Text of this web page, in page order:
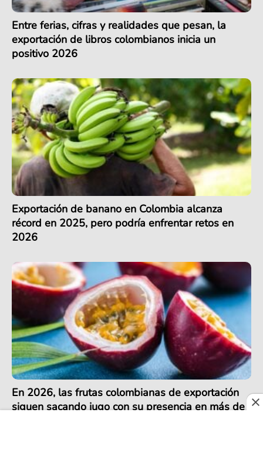
Entre ferias, cifras y realidades que pesan, la
exportación de libros colombianos inicia un
positivo 2026
Exportación de banano en Colombia alcanza
récord en 2025, pero podría enfrentar retos en
2026
En 2026, las frutas colombianas de exportación
siguen sacando jugo con su presencia en más de